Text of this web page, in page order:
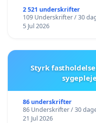
2 521 underskrifter
109 Underskrifter / 30
5 Jul 2026
Styrk
86 underskrifter
86 Underskrifter / 30
21 Jul 2026